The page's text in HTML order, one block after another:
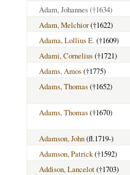
Adam, Johannes(†1634)
Adam, Melchior(†1622)
Adama, Lollius E.(†1609)
Adami, Cornelius(†1721)
Adams, Amos(†1775)
Adams, Thomas(†1652)
Adams, Thomas(†1670)
Adamson, John(fl.1719-)
Adamson, Patrick(†1592)
Addison, Lancelot(†1703)